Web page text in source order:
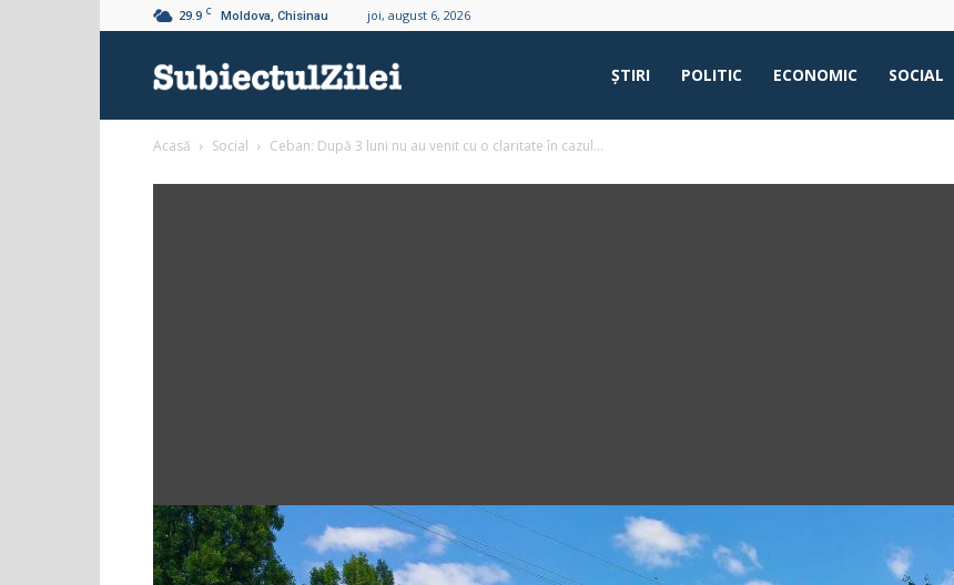
29.9 C Moldova, Chisinau joi, august 6, 2026
ŞTIRI POLITIC ECONOMIC SOCIAL
Acasă Social Ceban: După 3 luni nu au venit cu o claritate în cazul...